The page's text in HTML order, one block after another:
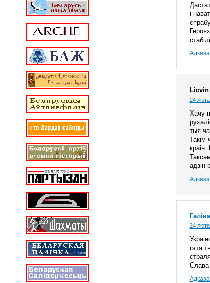
і
Licvin
24
Хачу
тыя
Такім
адзін
24
гэта
Слава